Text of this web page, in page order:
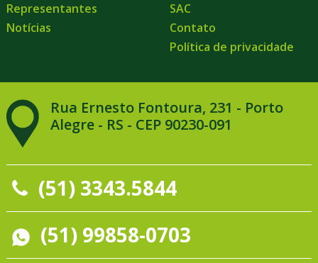
Representantes
Notícias
SAC
Contato
Política de privacidade
Rua Ernesto Fontoura, 231 - Porto
Alegre - RS - CEP 90230-091
(51) 3343.5844
(51) 99858-0703